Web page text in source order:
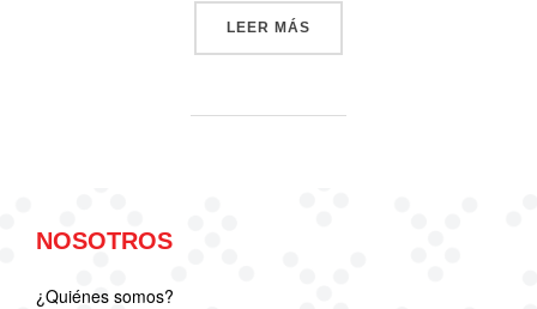
LEER MÁS
NOSOTROS
¿Quiénes somos?